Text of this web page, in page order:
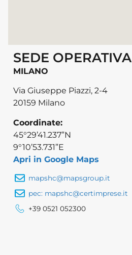
SEDE OPERATIVA
MILANO
Via Giuseppe Piazzi, 2-4
20159 Milano
Coordinate:
45°29’41.237”N
9°10’53.731”E
Apri in Google Maps
mapshc@mapsgroup.it
pec: mapshc@certimprese.it
+39 0521 052300